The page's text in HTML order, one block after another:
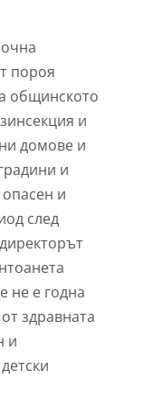
пороя
общинското
и
домове и
и
и
след
не е годна
здравната
и